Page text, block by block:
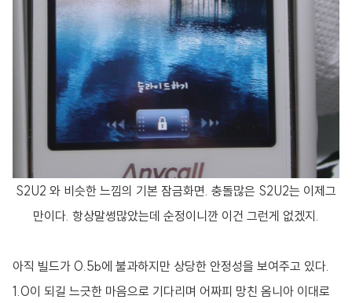
S2U2 와 비슷한 느낌의 기본 잠금화면. 충돌많은 S2U2는 이제그
만이다. 항상말썽많았는데 순정이니깐 이건 그런게 없겠지.
아직 빌드가 0.5b에 불과하지만 상당한 안정성을 보여주고 있다.
1.0이 되길 느긋한 마음으로 기다리며 어짜피 망친 옴니아 이대로